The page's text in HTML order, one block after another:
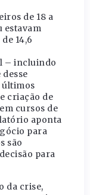
de 18 a
estavam
14,6
– incluindo
últimos
criação de
cursos de
aponta
para
são
para
da crise,